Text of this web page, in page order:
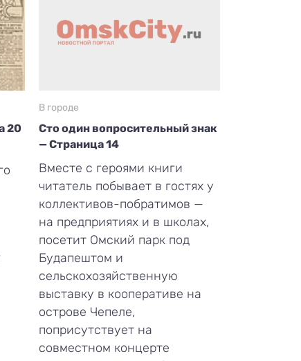
20
В городе
Сто один вопросительный знак
— Страница 14
Вместе с героями книги
читатель побывает в гостях у
коллективов-побратимов —
на предприятиях и в школах,
посетит Омский парк под
Будапештом и
сельскохозяйственную
выставку в кооперативе на
острове Чепеле,
поприсутствует на
совместном концерте